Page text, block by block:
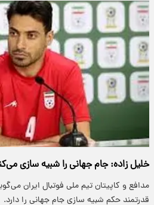
خلیل زاده: جام جهانی را شبیه سازی
مدافع و کاپیتان تیم ملی فوتبال ایران
قدرتمند حکم شبیه سازی جام جهانی را دارد.